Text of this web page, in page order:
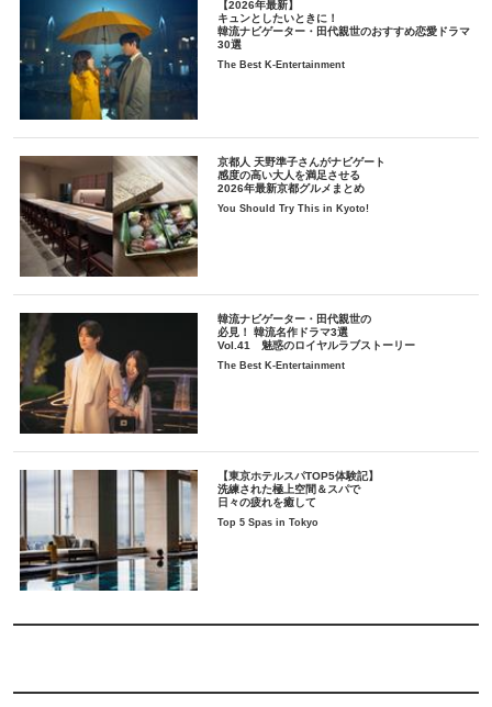
【2026年最新】
キュンとしたいときに！
韓流ナビゲーター・田代親世のおすすめ恋愛ドラマ
30選
The Best K-Entertainment
京都人 天野準子さんがナビゲート
感度の高い大人を満足させる
2026年最新京都グルメまとめ
You Should Try This in Kyoto!
韓流ナビゲーター・田代親世の
必見！ 韓流名作ドラマ3選
Vol.41 魅惑のロイヤルラブストーリー
The Best K-Entertainment
【東京ホテルスパTOP5体験記】
洗練された極上空間＆スパで
日々の疲れを癒して
Top 5 Spas in Tokyo